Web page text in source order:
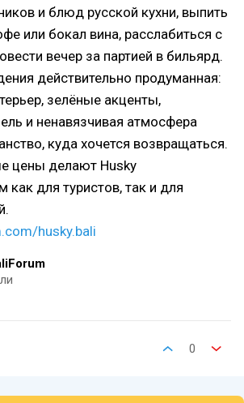
и блюд русской кухни, выпить
или бокал вина, расслабиться с
вечер за партией в бильярд.
действительно продуманная:
зелёные акценты,
и ненавязчивая атмосфера
куда хочется возвращаться.
цены делают Husky
как для туристов, так и для
husky.bali
0